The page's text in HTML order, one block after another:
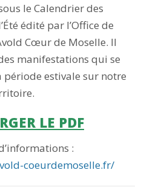
le Calendrier des
édité par l’Office de
Cœur de Moselle. Il
manifestations qui se
estivale sur notre
LE PDF
:
coeurdemoselle.fr/